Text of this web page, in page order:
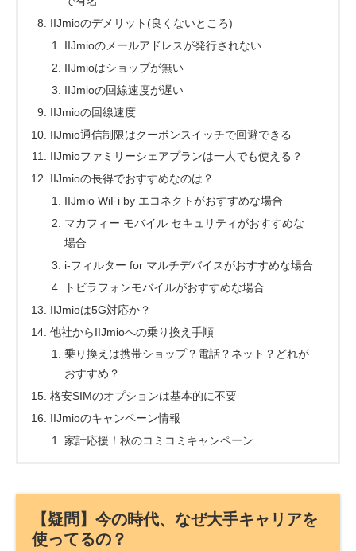
IIJmioのデメリット(良くないところ)
IIJmioのメールアドレスが発行されない
IIJmioはショップが無い
IIJmioの回線速度が遅い
IIJmioの回線速度
IIJmio通信制限はクーポンスイッチで回避できる
IIJmioファミリーシェアプランは一人でも使える？
IIJmioの長得でおすすめなのは？
IIJmio WiFi by エコネクトがおすすめな場合
マカフィー モバイル セキュリティがおすすめな
場合
i-フィルター for マルチデバイスがおすすめな場合
トビラフォンモバイルがおすすめな場合
IIJmioは5G対応か？
他社からIIJmioへの乗り換え手順
乗り換えは携帯ショップ？電話？ネット？どれが
おすすめ？
格安SIMのオプションは基本的に不要
IIJmioのキャンペーン情報
家計応援！秋のコミコミキャンペーン
【疑問】今の時代、なぜ大手キャリアを
使ってるの？